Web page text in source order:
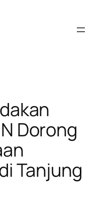
Dorong
Tanjung